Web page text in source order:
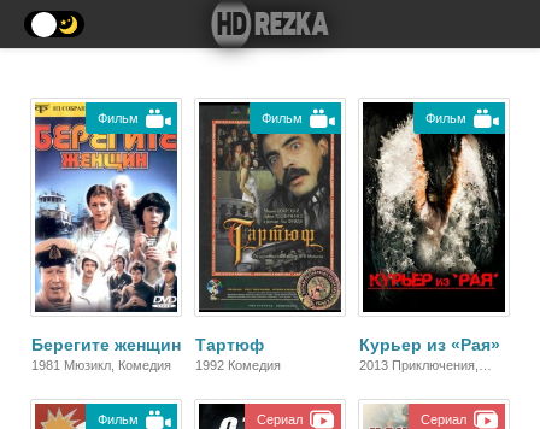
Фильм
Берегите женщин
1981 Мюзикл, Комедия
Фильм
Тартюф
1992 Комедия
Фильм
Курьер из «Рая»
2013 Приключения,
Фильм Сериал Сериал